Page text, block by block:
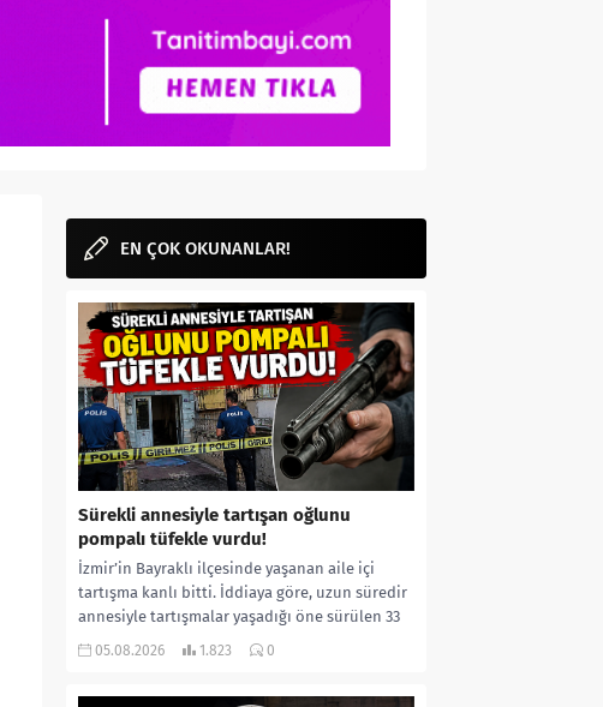
EN ÇOK OKUNANLAR!
Sürekli annesiyle tartışan oğlunu
pompalı tüfekle vurdu!
İzmir’in Bayraklı ilçesinde yaşanan aile içi
tartışma kanlı bitti. İddiaya göre, uzun süredir
annesiyle tartışmalar yaşadığı öne sürülen 33
yaşındaki...
05.08.2026 1.823 0